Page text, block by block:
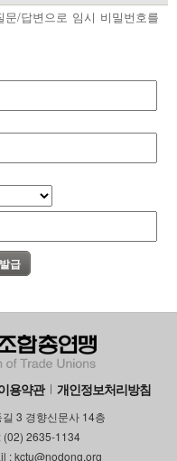
/답변으로 임시 비밀번호를
용약관 개인정보처리방침
3 경향신문사 14층
(02) 2635-1134
: kctu@nodong.org